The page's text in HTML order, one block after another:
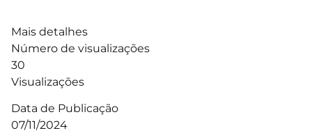
Mais detalhes
Número de visualizações
30
Visualizações
Data de Publicação
07/11/2024